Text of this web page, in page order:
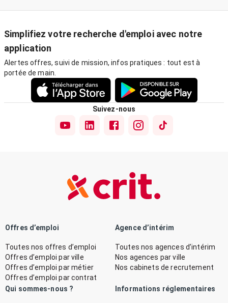
Simplifiez votre recherche d'emploi avec notre
application
Alertes offres, suivi de mission, infos pratiques : tout est à
portée de main.
Suivez-nous
Offres d’emploi
Toutes nos offres d’emploi
Offres d’emploi par ville
Offres d’emploi par métier
Offres d’emploi par contrat
Agence d’intérim
Toutes nos agences d’intérim
Nos agences par ville
Nos cabinets de recrutement
Qui sommes-nous ? Informations réglementaires